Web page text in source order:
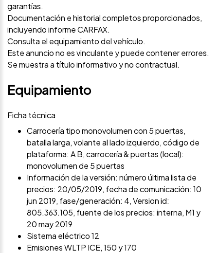
garantías.
Documentación e historial completos proporcionados,
incluyendo informe CARFAX.
Consulta el equipamiento del vehículo.
Este anuncio no es vinculante y puede contener errores.
Se muestra a título informativo y no contractual.
Equipamiento
Ficha técnica
Carrocería tipo monovolumen con 5 puertas,
batalla larga, volante al lado izquierdo, código de
plataforma: A B, carrocería & puertas (local):
monovolumen de 5 puertas
Información de la versión: número última lista de
precios: 20/05/2019, fecha de comunicación: 10
jun 2019, fase/generación: 4, Version id:
805.363.105, fuente de los precios: interna, M1 y
20 may 2019
Sistema eléctrico 12
Emisiones WLTP ICE, 150 y 170